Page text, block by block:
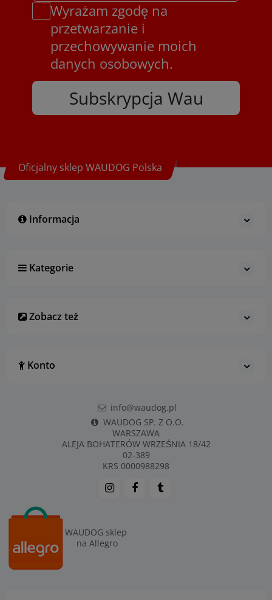
Subskrypcja Wau
Wyrażam zgodę na
przetwarzanie i
przechowywanie moich
danych osobowych.
Oficjalny sklep WAUDOG Polska
Informacja
Kategorie
Zobacz też
Konto
info@waudog.pl
WAUDOG SP. Z O.O.
WARSZAWA
ALEJA BOHATERÓW WRZEŚNIA 18/42
02-389
KRS 0000988298
WAUDOG sklep
na Allegro